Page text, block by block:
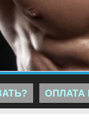
ОПЛАТА